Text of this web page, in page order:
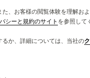
お客様の閲覧体験を理解お
シーと規約のサイト を参照して
か、詳細については、当社の